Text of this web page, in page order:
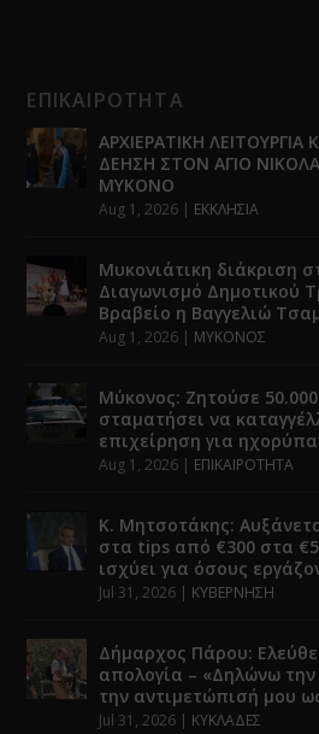
ΕΠΙΚΑΙΡΟΤΗΤΑ
ΑΡΧΙΕΡΑΤΙΚΗ
ΔΕΗΣΗ ΣΤΟΝ ΑΓΙΟ
ΜΥΚΟΝΟ
Aug 1, 2026 | ΕΚΚΛΗΣΙΑ
Μυκονιάτικη διάκριση
Διαγωνισμό Δημοτικού
Βραβείο η Βαγγελιώ
Aug 1, 2026 | ΜΥΚΟΝΟΣ
Μύκονος: Ζητούσε
σταματήσει να
επιχείρηση για
Aug 1, 2026 | ΕΠΙΚΑΙΡΟΤΗΤΑ
Κ. Μητσοτάκης:
στα tips από €300 στα
ισχύει για όσους
Jul 31, 2026 | ΚΥΒΕΡΝΗΣΗ
Δήμαρχος Πάρου:
απολογία – «Δηλώνω
την αντιμετώπισή μου
Jul 31, 2026 | ΚΥΚΛΑΔΕΣ